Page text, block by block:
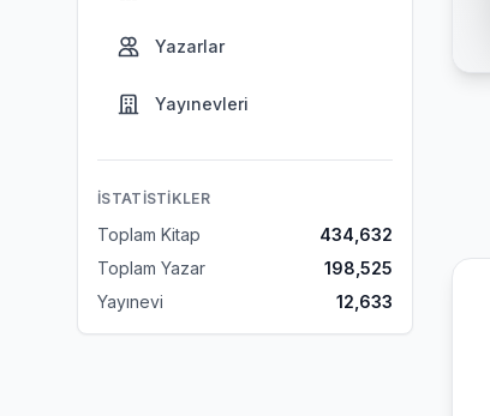
Yazarlar
Yayınevleri
İSTATISTIKLER
Toplam Kitap
434,632
Toplam Yazar
198,525
Yayınevi
12,633